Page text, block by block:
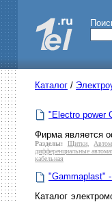
Каталог /
"Electro power
Фирма является
Разделы: Щитки,
дифференциальные
кабельная
"Gammaplast"
Каталог